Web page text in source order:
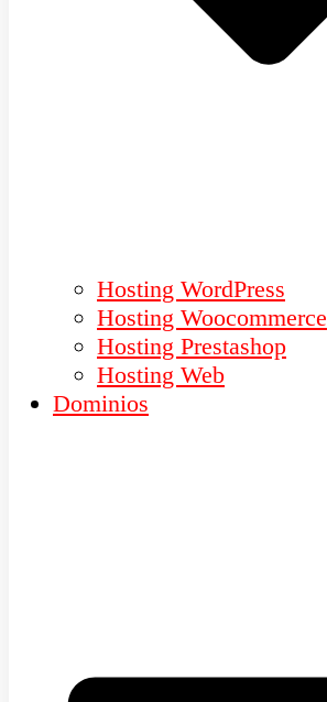
Hosting WordPress
Hosting Woocommerce
Hosting Prestashop
Hosting Web
Dominios